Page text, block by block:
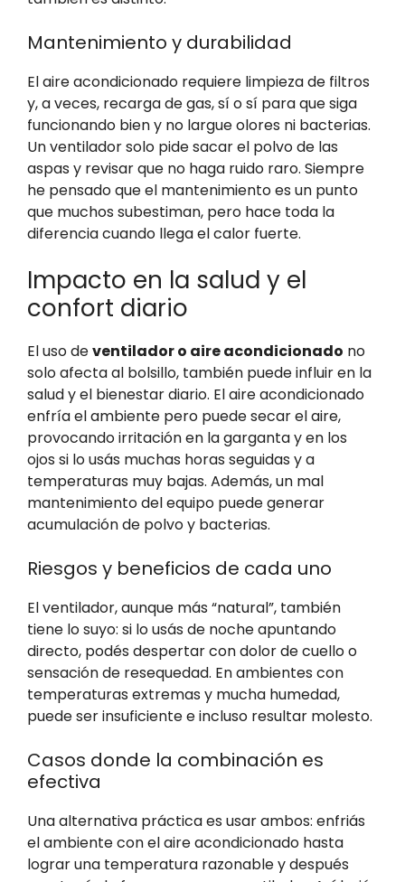
Mantenimiento y durabilidad
El aire acondicionado requiere limpieza de filtros
y, a veces, recarga de gas, sí o sí para que siga
funcionando bien y no largue olores ni bacterias.
Un ventilador solo pide sacar el polvo de las
aspas y revisar que no haga ruido raro. Siempre
he pensado que el mantenimiento es un punto
que muchos subestiman, pero hace toda la
diferencia cuando llega el calor fuerte.
Impacto en la salud y el
confort diario
El uso deventilador o aire acondicionado no
solo afecta al bolsillo, también puede influir en la
salud y el bienestar diario. El aire acondicionado
enfría el ambiente pero puede secar el aire,
provocando irritación en la garganta y en los
ojos si lo usás muchas horas seguidas y a
temperaturas muy bajas. Además, un mal
mantenimiento del equipo puede generar
acumulación de polvo y bacterias.
Riesgos y beneficios de cada uno
El ventilador, aunque más “natural”, también
tiene lo suyo: si lo usás de noche apuntando
directo, podés despertar con dolor de cuello o
sensación de resequedad. En ambientes con
temperaturas extremas y mucha humedad,
puede ser insuficiente e incluso resultar molesto.
Casos donde la combinación es
efectiva
Una alternativa práctica es usar ambos: enfriás
el ambiente con el aire acondicionado hasta
lograr una temperatura razonable y después